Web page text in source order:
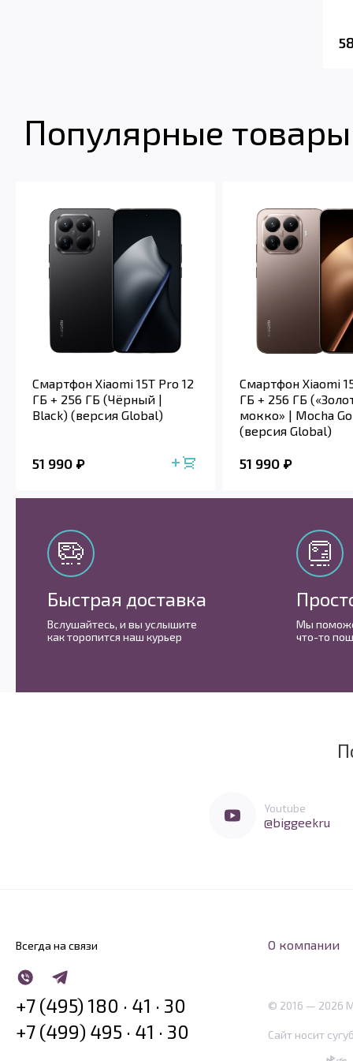
Популярные
Смартфон Xiaomi 15T Pro 12
ГБ + 256 ГБ (Чёрный |
Black) (версия Global)
51 990
Смартфон Xiaomi
ГБ + 256 ГБ
мокко» | Mocha
(версия Global)
51 990
Быстрая доставка
Вслушайтесь, и вы услышите
как торопится наш курьер
Мы
что-то
Youtube
@biggeekru
О компании
Всегда на связи
WhatsAppTelegram
+7 (495) 180 · 41 · 30
+7 (499) 495 · 41 · 30
© 2016 — 2026
Сайт носит
SBP